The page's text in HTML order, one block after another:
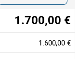
1.700,00 €
1.600,00 €